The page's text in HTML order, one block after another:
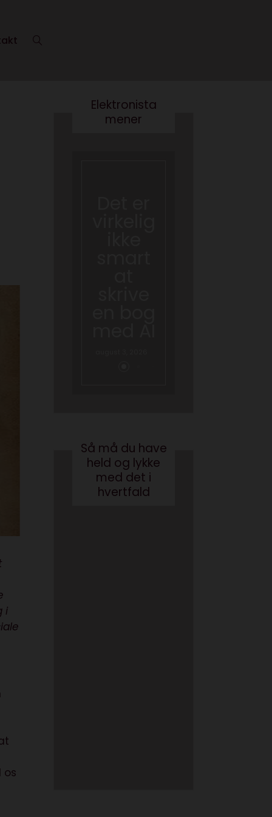
i
os
Elektronista
mener
Så må du have
held og lykke
med det i
hvertfald